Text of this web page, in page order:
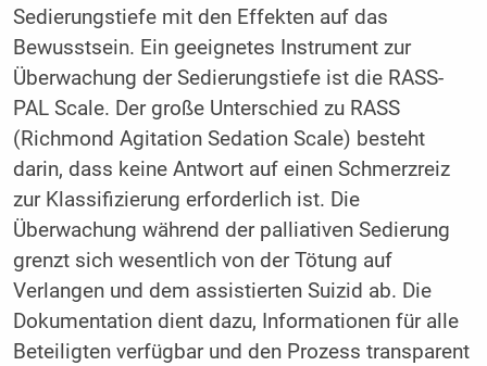
Sedierungstiefe mit den Effekten auf das
Bewusstsein. Ein geeignetes Instrument zur
Überwachung der Sedierungstiefe ist die RASS-
PAL Scale. Der große Unterschied zu RASS
(Richmond Agitation Sedation Scale) besteht
darin, dass keine Antwort auf einen Schmerzreiz
zur Klassifizierung erforderlich ist. Die
Überwachung während der palliativen Sedierung
grenzt sich wesentlich von der Tötung auf
Verlangen und dem assistierten Suizid ab. Die
Dokumentation dient dazu, Informationen für alle
Beteiligten verfügbar und den Prozess transparent